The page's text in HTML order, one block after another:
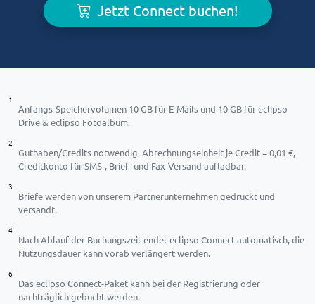
Jetzt Connect buchen!
1
Anfangs-Speichervolumen 10 GB für E-Mails und 10 GB für eclipso
Drive & eclipso Fotoalbum.
2
Guthaben/Credits notwendig. Abrechnungseinheit je Credit = 0,01 €,
Creditkonto für SMS-, Brief- und Fax-Versand aufladbar.
3
Briefe werden von unserem Partnerunternehmen gedruckt und
versandt.
4
Nach Ablauf der Buchungszeit endet eclipso Connect automatisch, die
Nutzungsdauer kann vorab verlängert werden.
6
Das eclipso Connect-Paket kann bei der Registrierung oder
nachträglich gebucht werden.